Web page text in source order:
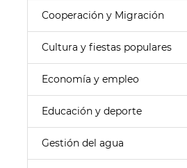
Cooperación y Migración
Cultura y fiestas populares
Economía y empleo
Educación y deporte
Gestión del agua